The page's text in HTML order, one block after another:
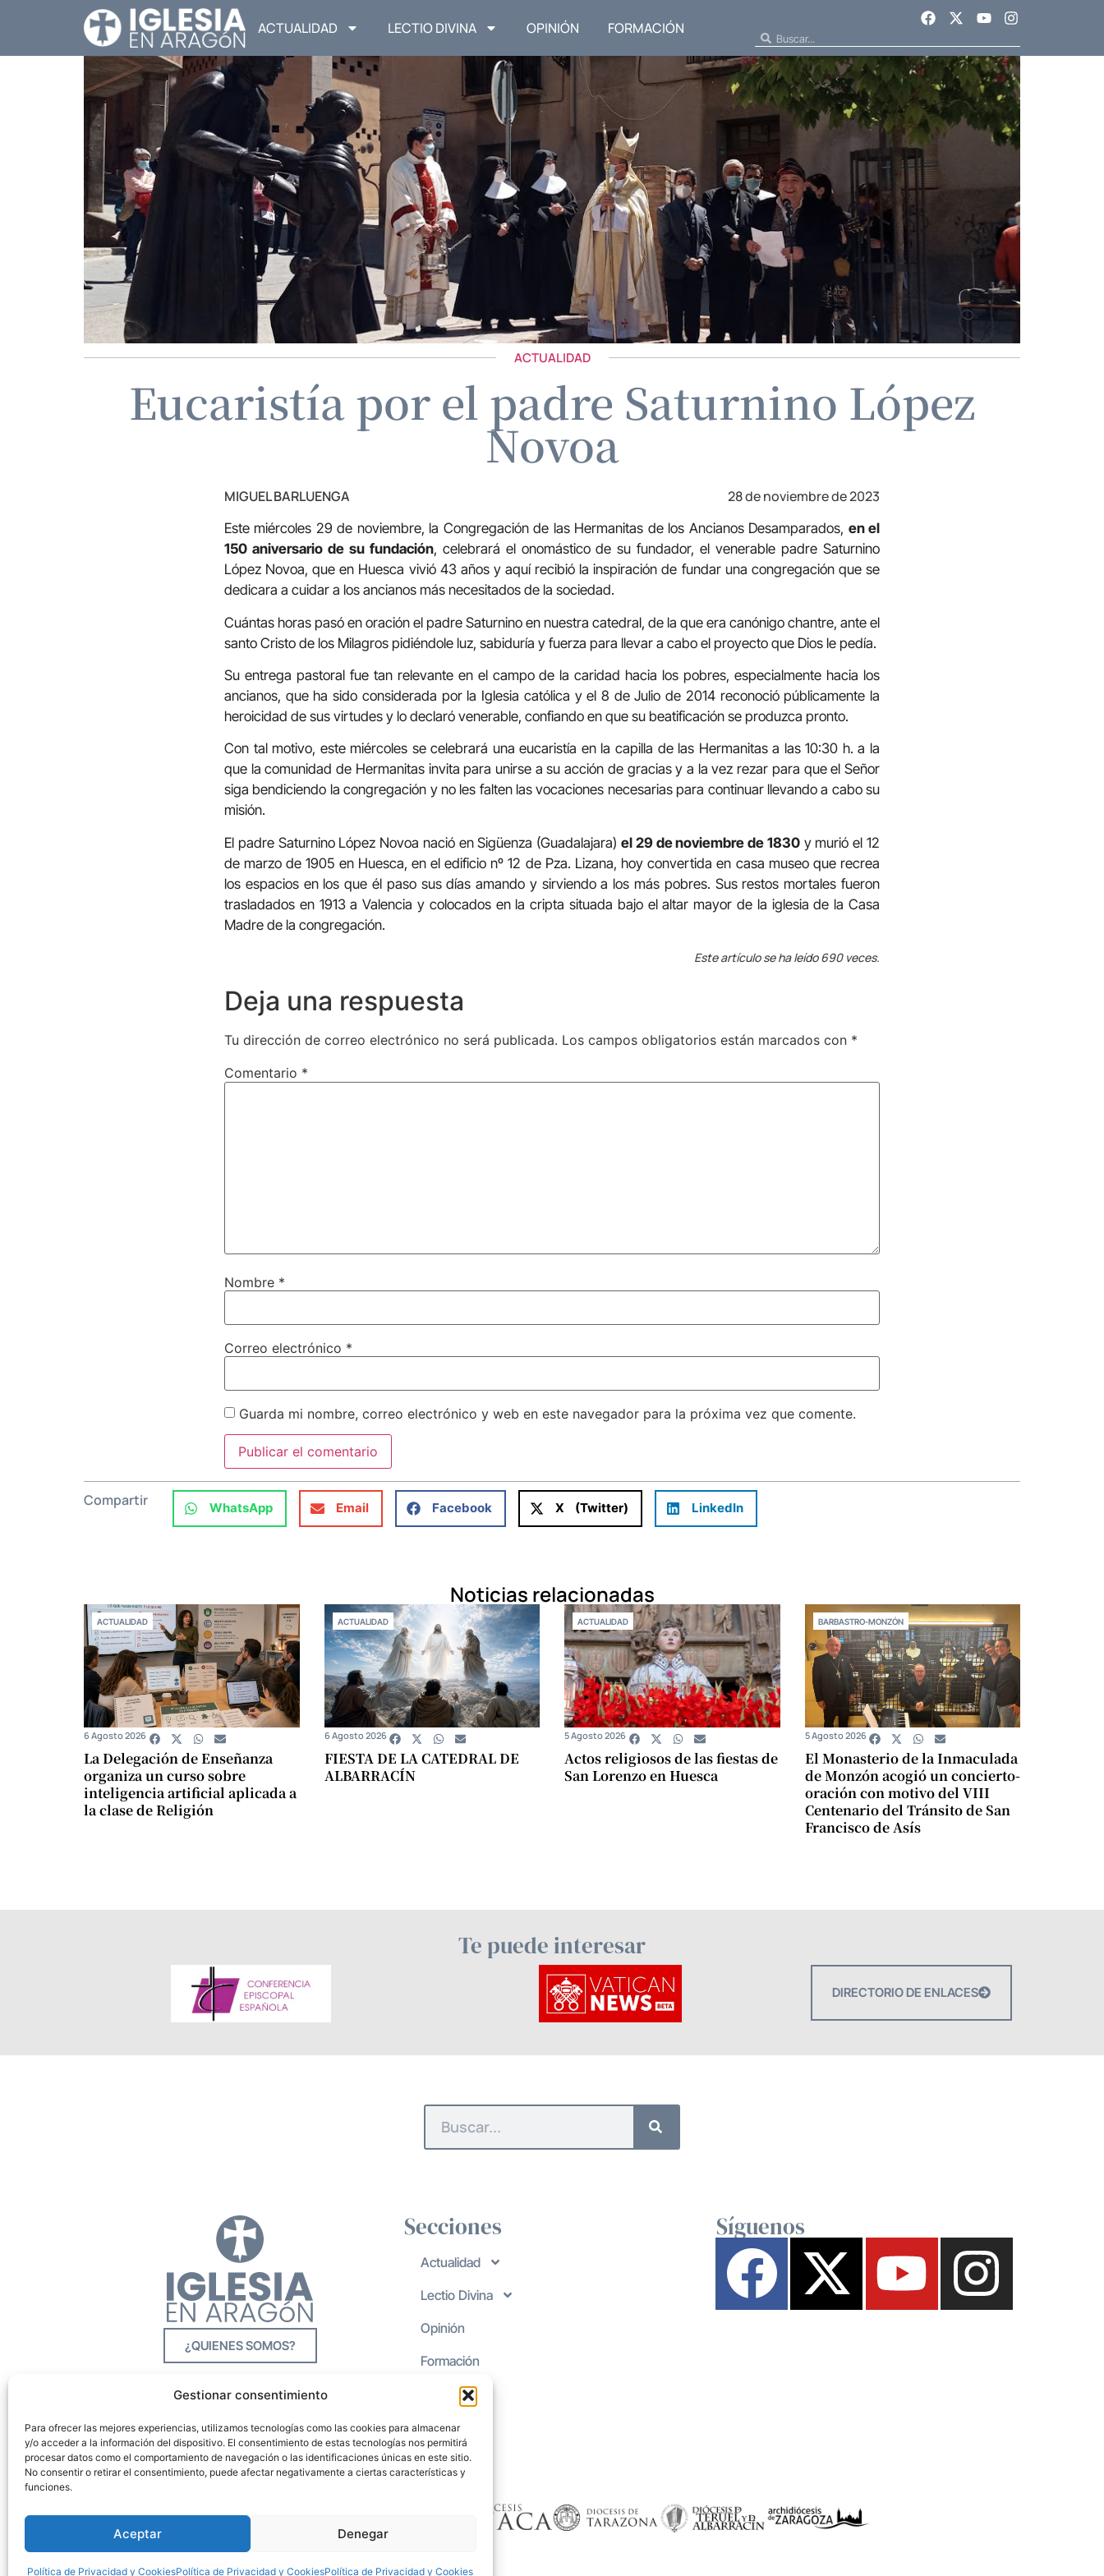
Gestionar consentimiento
Para ofrecer las mejores experiencias, utilizamos tecnologías como las cookies para almacenar
y/o acceder a la información del dispositivo. El consentimiento de estas tecnologías nos permitirá
procesar datos como el comportamiento de navegación o las identificaciones únicas en este sitio.
No consentir o retirar el consentimiento, puede afectar negativamente a ciertas características y
funciones.
Aceptar Denegar
Política de Privacidad y CookiesPolítica de Privacidad y CookiesPolítica de Privacidad y Cookies
ACTUALIDAD LECTIO DIVINA OPINIÓN FORMACIÓN
ACTUALIDAD
Eucaristía por el padre Saturnino López
Novoa
MIGUEL BARLUENGA 28 de noviembre de 2023
Este miércoles 29 de noviembre, la Congregación de las Hermanitas de los Ancianos Desamparados, en el
150 aniversario de su fundación, celebrará el onomástico de su fundador, el venerable padre Saturnino
López Novoa, que en Huesca vivió 43 años y aquí recibió la inspiración de fundar una congregación que se
dedicara a cuidar a los ancianos más necesitados de la sociedad.
Cuántas horas pasó en oración el padre Saturnino en nuestra catedral, de la que era canónigo chantre, ante el
santo Cristo de los Milagros pidiéndole luz, sabiduría y fuerza para llevar a cabo el proyecto que Dios le pedía.
Su entrega pastoral fue tan relevante en el campo de la caridad hacia los pobres, especialmente hacia los
ancianos, que ha sido considerada por la Iglesia católica y el 8 de Julio de 2014 reconoció públicamente la
heroicidad de sus virtudes y lo declaró venerable, confiando en que su beatificación se produzca pronto.
Con tal motivo, este miércoles se celebrará una eucaristía en la capilla de las Hermanitas a las 10:30 h. a la
que la comunidad de Hermanitas invita para unirse a su acción de gracias y a la vez rezar para que el Señor
siga bendiciendo la congregación y no les falten las vocaciones necesarias para continuar llevando a cabo su
misión.
El padre Saturnino López Novoa nació en Sigüenza (Guadalajara) el 29 de noviembre de 1830y murió el 12
de marzo de 1905 en Huesca, en el edificio nº 12 de Pza. Lizana, hoy convertida en casa museo que recrea
los espacios en los que él paso sus días amando y sirviendo a los más pobres. Sus restos mortales fueron
trasladados en 1913 a Valencia y colocados en la cripta situada bajo el altar mayor de la iglesia de la Casa
Madre de la congregación.
Este artículo se ha leído 690 veces.
Deja una respuesta
Tu dirección de correo electrónico no será publicada. Los campos obligatorios están marcados con *
Comentario *
Nombre *
Correo electrónico *
Guarda mi nombre, correo electrónico y web en este navegador para la próxima vez que comente.
Compartir WhatsApp Email Facebook X (Twitter) LinkedIn
Noticias relacionadas
ACTUALIDAD
La Delegación de Enseñanza
organiza un curso sobre
inteligencia artificial aplicada a
la clase de Religión
6 Agosto 2026
ACTUALIDAD
FIESTA DE LA CATEDRAL DE
ALBARRACÍN
6 Agosto 2026
ACTUALIDAD
Actos religiosos de las fiestas de
San Lorenzo en Huesca
5 Agosto 2026
BARBASTRO-MONZÓN
El Monasterio de la Inmaculada
de Monzón acogió un concierto-
oración con motivo del VIII
Centenario del Tránsito de San
Francisco de Asís
5 Agosto 2026
Te puede interesar
DIRECTORIO DE ENLACES
¿QUIENES SOMOS?
Secciones
Actualidad
Lectio Divina
Opinión
Formación
Síguenos